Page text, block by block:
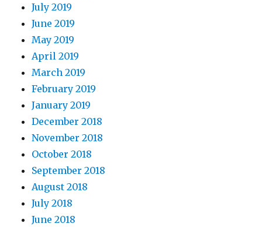
July 2019
June 2019
May 2019
April 2019
March 2019
February 2019
January 2019
December 2018
November 2018
October 2018
September 2018
August 2018
July 2018
June 2018